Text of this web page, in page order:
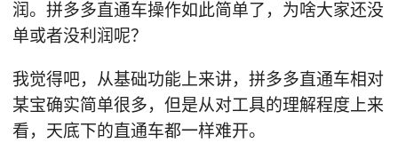
润。拼多多直通车操作如此简单了，为啥大家还没
单或者没利润呢？
我觉得吧，从基础功能上来讲，拼多多直通车相对
某宝确实简单很多，但是从对工具的理解程度上来
看，天底下的直通车都一样难开。